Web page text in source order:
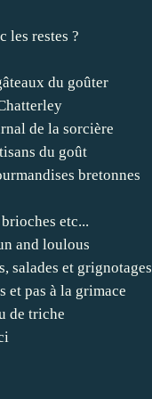
les restes ?
du goûter
de la sorcière
du goût
bretonnes
etc...
and loulous
salades et grignotages
et pas à la grimace
de triche